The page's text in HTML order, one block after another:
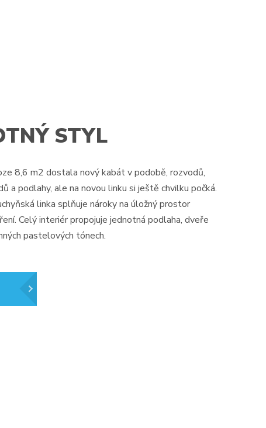
STYL
8,6 m2 dostala nový kabát v podobě, rozvodů,
a podlahy, ale na novou linku si ještě chvilku počká.
linka splňuje nároky na úložný prostor
Celý interiér propojuje jednotná podlaha, dveře
pastelových tónech.